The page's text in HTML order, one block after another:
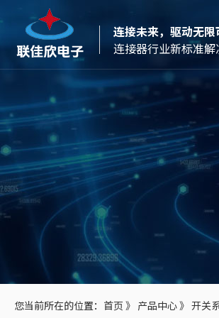
连接未来，驱动无限
连接器行业新标准
您当前所在的位置： 首页 》 产品中心》开关